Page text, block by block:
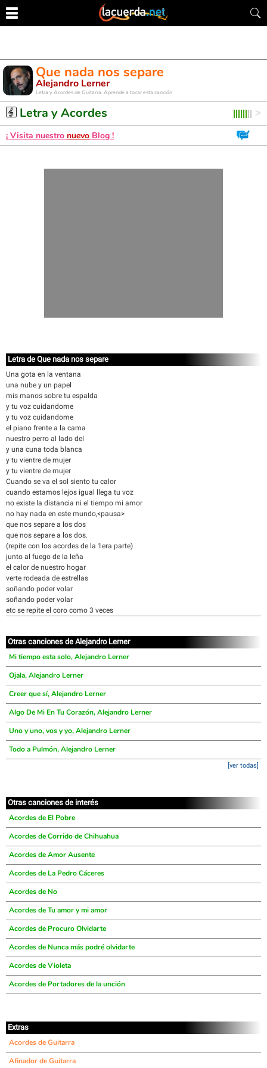
Que nada nos separe
Alejandro Lerner
Letra y Acordes de Guitarra. Aprende a tocar esta canción
Letra y Acordes
¡ Visita nuestro nuevo Blog !
Letra de Que nada nos separe
Una gota en la ventana
una nube y un papel
mis manos sobre tu espalda
y tu voz cuidandome
y tu voz cuidandome
el piano frente a la cama
nuestro perro al lado del
y una cuna toda blanca
y tu vientre de mujer
y tu vientre de mujer
Cuando se va el sol siento tu calor
cuando estamos lejos igual llega tu voz
no existe la distancia ni el tiempo mi amor
no hay nada en este mundo,<pausa>
que nos separe a los dos
que nos separe a los dos.
(repite con los acordes de la 1era parte)
junto al fuego de la leña
el calor de nuestro hogar
verte rodeada de estrellas
soñando poder volar
soñando poder volar
etc se repite el coro como 3 veces
Otras canciones de Alejandro Lerner
Mi tiempo esta solo, Alejandro Lerner
Ojala, Alejandro Lerner
Creer que sí, Alejandro Lerner
Algo De Mi En Tu Corazón, Alejandro Lerner
Uno y uno, vos y yo, Alejandro Lerner
Todo a Pulmón, Alejandro Lerner
[ver todas]
Otras canciones de interés
Acordes de El Pobre
Acordes de Corrido de Chihuahua
Acordes de Amor Ausente
Acordes de La Pedro Cáceres
Acordes de No
Acordes de Tu amor y mi amor
Acordes de Procuro Olvidarte
Acordes de Nunca más podré olvidarte
Acordes de Violeta
Acordes de Portadores de la unción
Extras
Acordes de Guitarra
Afinador de Guitarra